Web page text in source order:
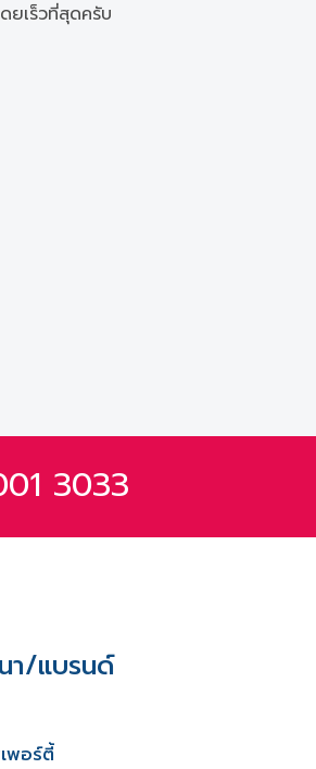
ยเร็วที่สุดครับ
3033
/แบรนด์
พอร์ตี้